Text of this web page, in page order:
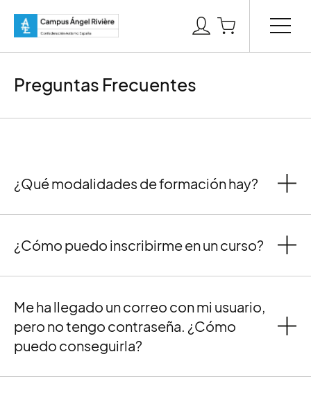
Preguntas Frecuentes
¿Qué modalidades de formación hay?
¿Cómo puedo inscribirme en un curso?
Me ha llegado un correo con mi usuario,
pero no tengo contraseña. ¿Cómo
puedo conseguirla?